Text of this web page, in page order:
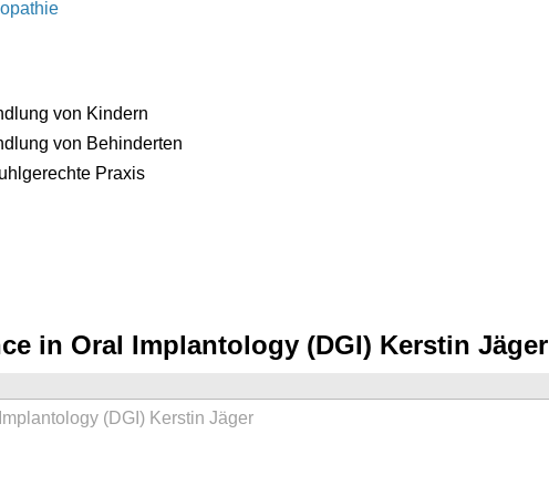
von Kindern
von Behinderten
Praxis
in Oral Implantology (DGI) Kerstin Jäger